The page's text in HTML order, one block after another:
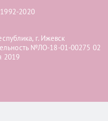
2020
г. Ижевск
№ЛО-18-01-00275 02
2019